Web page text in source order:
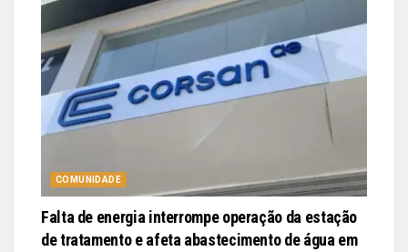
COMUNIDADE
Falta de energia interrompe operação da estação
de tratamento e afeta abastecimento de água em